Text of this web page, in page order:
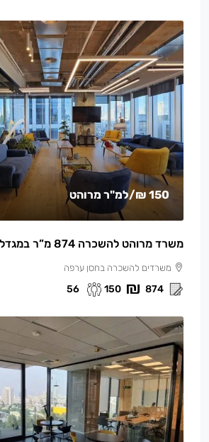
150 ₪ /למ"ר מרוהט
משרד מרוהט להשכרה 874 מ”ר במגדל סקיי
משרדים להשכרה בחסן ערפה
874
150
56